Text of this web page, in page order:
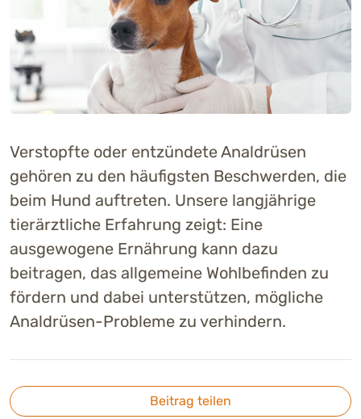
Verstopfte oder entzündete Analdrüsen
gehören zu den häufigsten Beschwerden, die
beim Hund auftreten. Unsere langjährige
tierärztliche Erfahrung zeigt: Eine
ausgewogene Ernährung kann dazu
beitragen, das allgemeine Wohlbefinden zu
fördern und dabei unterstützen, mögliche
Analdrüsen-Probleme zu verhindern.
Beitrag teilen